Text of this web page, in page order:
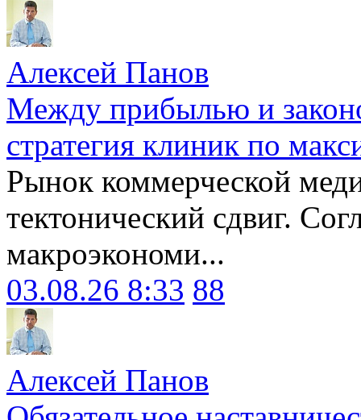
Алексей Панов
Между прибылью и
стратегия клиник по
Рынок коммерческой
тектонический сдвиг.
макроэкономи...
03.08.26 8:33 88
Алексей Панов